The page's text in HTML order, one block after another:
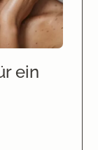
ein